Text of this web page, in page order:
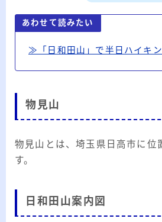
や生活関連、趣味の1つであ
を書いています。
あわせて読みたい
≫「日和田山」で半日ハイキ
物見山
物見山とは、埼玉県日高市に位
す。
日和田山案内図